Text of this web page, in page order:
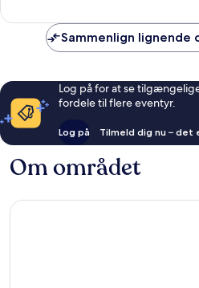
Sammenlign lignende
Log på for at se
fordele til flere eventyr.
Log på Tilmeld dig nu – det
Om området